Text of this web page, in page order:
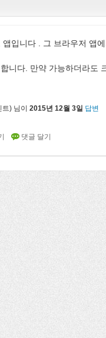
입니다 . 그 브라우저 앱
니다. 만약 가능하더라도
트) 님이 2015년 12월 3일 답변